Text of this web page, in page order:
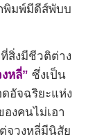
พิมพ์มีดีส์พับบ
ที่สิ่งมีชีวติต่าง
หลี่” ซึ่งเป็น
อัจฉริยะแห่ง
งคนไม่เอา
จวงหลี่มีนิสัย